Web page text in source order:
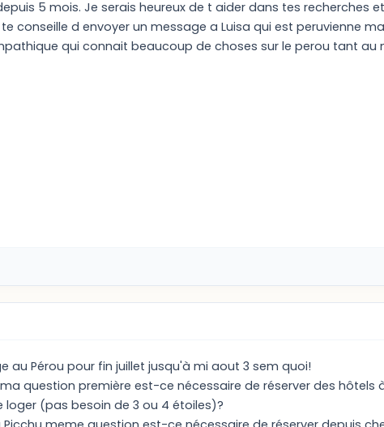
5 mois. Je serais heureux de t aider dans tes recherches
conseille d envoyer un message a Luisa qui est peruvienne
qui connait beaucoup de choses sur le perou tant au
au Pérou pour fin juillet jusqu'à mi aout 3 sem quoi!
question première est-ce nécessaire de réserver des hôtels
(pas besoin de 3 ou 4 étoiles)?